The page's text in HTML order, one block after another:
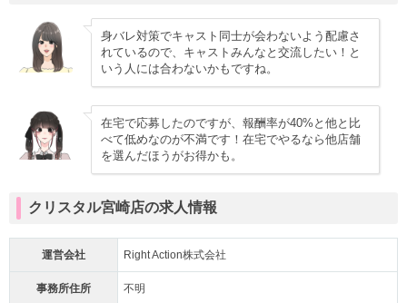
身バレ対策でキャスト同士が会わないよう配慮さ
れているので、キャストみんなと交流したい！と
いう人には合わないかもですね。
在宅で応募したのですが、報酬率が40%と他と比
べて低めなのが不満です！在宅でやるなら他店舗
を選んだほうがお得かも。
クリスタル宮崎店の求人情報
運営会社 Right Action株式会社
事務所住所 不明